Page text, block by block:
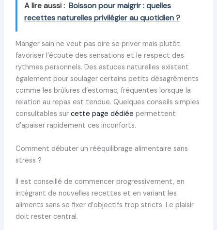
A lire aussi : Boisson pour maigrir : quelles
recettes naturelles privilégier au quotidien ?
Manger sain ne veut pas dire se priver mais plutôt
favoriser l’écoute des sensations et le respect des
rythmes personnels. Des astuces naturelles existent
également pour soulager certains petits désagréments
comme les brûlures d’estomac, fréquentes lorsque la
relation au repas est tendue. Quelques conseils simples
consultables sur cette page dédiée permettent
d’apaiser rapidement ces inconforts.
Comment débuter un rééquilibrage alimentaire sans
stress ?
Il est conseillé de commencer progressivement, en
intégrant de nouvelles recettes et en variant les
aliments sans se fixer d’objectifs trop stricts. Le plaisir
doit rester central.